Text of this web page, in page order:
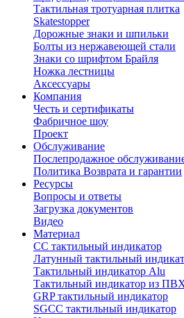
Тактильная тротуарная плитка
Skatestopper
Дорожные знаки и шпильки
Болты из нержавеющей стали
Знаки со шрифтом Брайля
Ножка лестницы
Аксессуары
Компания
Честь и сертификаты
Фабричное шоу
Проект
Обслуживание
Послепродажное
Политика Возврата и гарантии
Ресурсы
Вопросы и ответы
Загрузка документов
Видео
Материал
СС тактильный индикатор
Латунный тактильный
Тактильный индикатор Alu
Тактильный индикатор из
GRP тактильный индикатор
SGCC тактильный индикатор